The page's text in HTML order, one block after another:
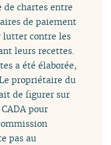
de chartes entre
de paiement
lutter contre les
leurs recettes.
a été élaborée,
propriétaire du
de figurer sur
pour
pas au